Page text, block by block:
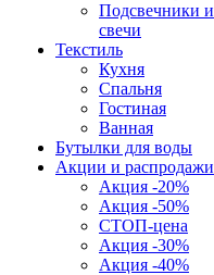
Подсвечники и
свечи
Текстиль
Кухня
Спальня
Гостиная
Ванная
Бутылки для воды
Акции и распродажи
Акция -20%
Акция -50%
СТОП-цена
Акция -30%
Акция -40%